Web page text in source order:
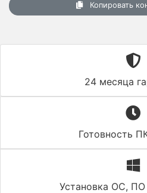
Копировать
24 месяца
Готовность
Установка ОС, ПО